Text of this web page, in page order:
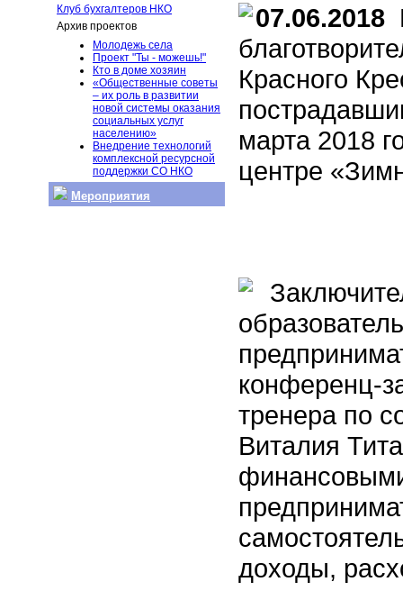
Клуб бухгалтеров НКО
Архив проектов
Молодежь села
Проект "Ты - можешь!"
Кто в доме хозяин
«Общественные советы
– их роль в развитии
новой системы оказания
социальных услуг
населению»
Внедрение технологий
комплексной ресурсной
поддержки СО НКО
Мероприятия
07.06.2018
Красного
марта 2018
центре
конференц-
тренера по
Виталия
доходы,